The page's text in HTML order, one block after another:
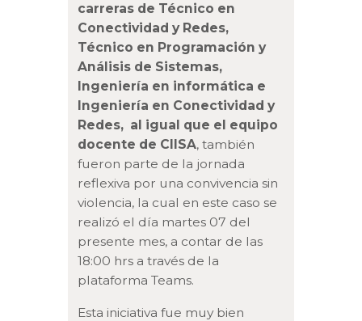
carreras de Técnico en
Conectividad y Redes,
Técnico en Programación y
Análisis de Sistemas,
Ingeniería en informática e
Ingeniería en Conectividad y
Redes, al igual que el equipo
docente de CIISA, también
fueron parte de la jornada
reflexiva por una convivencia sin
violencia, la cual en este caso se
realizó el día martes 07 del
presente mes, a contar de las
18:00 hrs a través de la
plataforma Teams.
Esta iniciativa fue muy bien